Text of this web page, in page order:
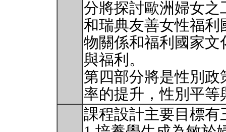
分將探討歐洲婦女
和瑞典友善女性福
物關係和福利國家
與福利。
第四部分將是性別
率的提升，性別平
課程設計主要目標有